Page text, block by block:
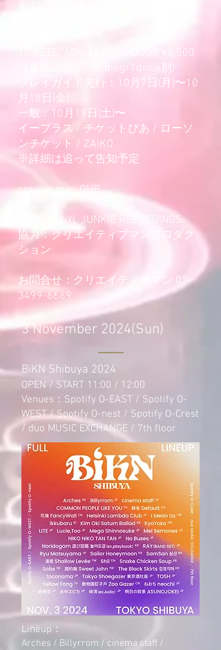
TICKETS: ADV. ¥6,000 / DOOR ¥6,500
（各税込/All Standing/1drink別)
プレイガイド先行：10月7日(月)〜10
月18日(金)
一般：10月19日(土)〜
イープラス / チケットぴあ / ローソ
ンチケット / ZAIKO
※詳細は追って告知予定
creativeman OHP
主催：VINYL JUNKIE RECORDINGS
協力：クリエイティブマンプロダク
ション
お問合せ：クリエイティブマン 03-
3499-6669
3 November 2024(Sun)
BiKN Shibuya 2024
OPEN / START 11:00 / 12:00
Venues：Spotify O-EAST / Spotify O-
WEST / Spotify O-nest / Spotify O-Crest
/ duo MUSIC EXCHANGE / 7th floor
Lineup：
Arches / Billyrrom / cinema staff /